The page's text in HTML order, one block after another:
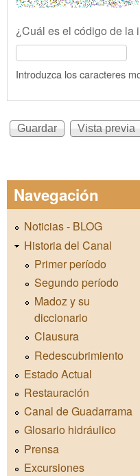
¿Cuál es el código de la
Introduzca los caracteres
Navegación
Noticias - BLOG
Historia del Canal
Primer período
Segundo período
Madoz y su
diccionario
Clausura
Redescubrimiento
Estado Actual
Restauración
Canal de Guadarrama
Glosario hidráulico
Prensa
Excursiones